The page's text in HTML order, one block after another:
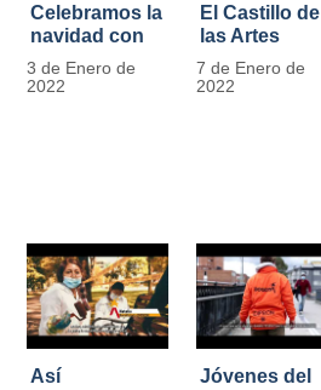
Celebramos la
navidad con
los Niños y
Niñas de los
3 de Enero de
2022
El Castillo de
las Artes
celebra su
primer año
7 de Enero de
2022
Así
Jóvenes del